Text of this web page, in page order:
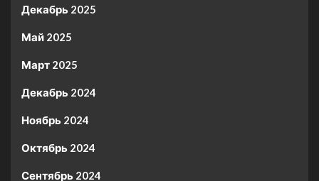
Декабрь 2025
Май 2025
Март 2025
Декабрь 2024
Ноябрь 2024
Октябрь 2024
Сентябрь 2024